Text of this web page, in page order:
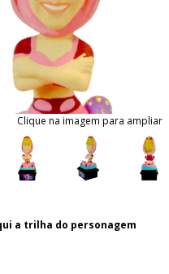
Clique na imagem para ampliar
a trilha do personagem